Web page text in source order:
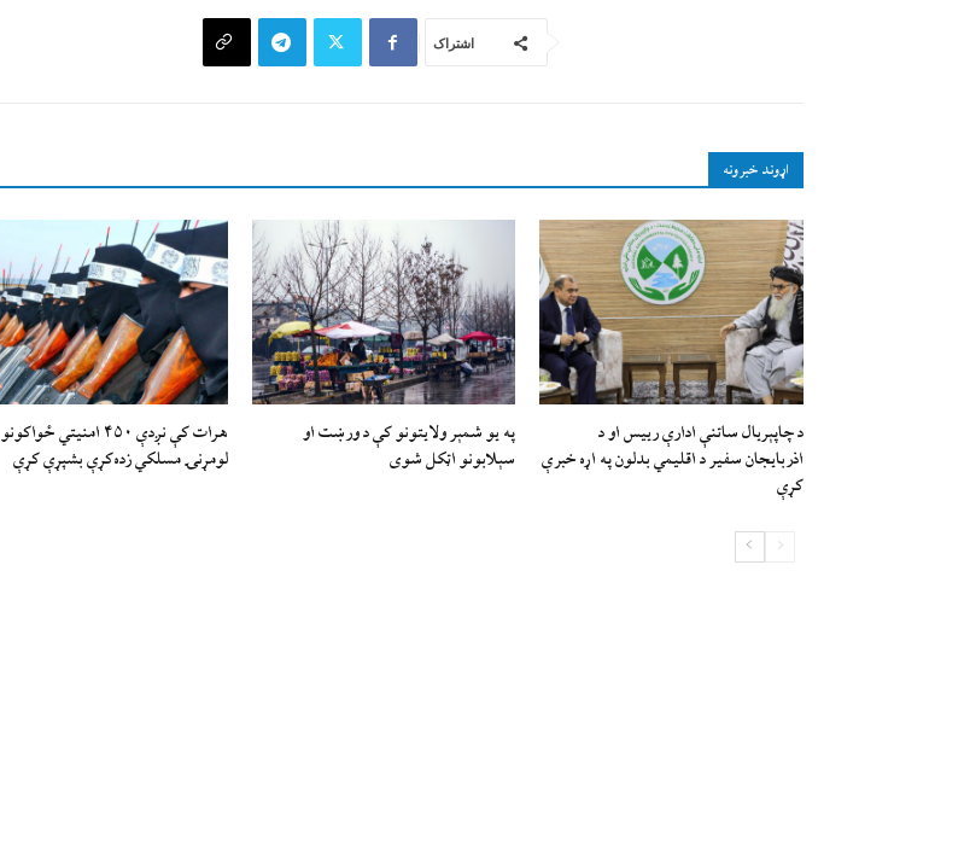
اشتراک
اړوند خبرونه
د چاپېریال ساتنې ادارې رییس او د
اذربایجان سفیر د اقلیمي بدلون په اړه خبرې
کړې
په یو شمېر ولایتونو کې د ورښت او
سېلابونو اټکل شوی
هرات کې نږدې ۴۵۰ امنيتي ځواکونو
لومړنۍ مسلکي زده‌کړې بشپړې کړې